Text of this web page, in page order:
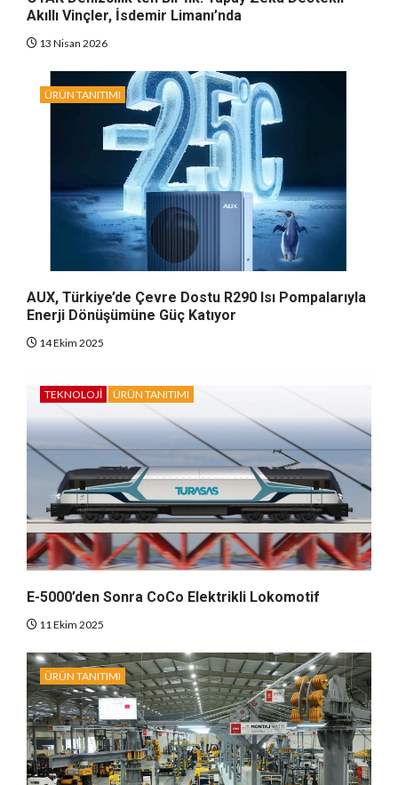
Akıllı Vinçler, İsdemir Limanı’nda
13 Nisan 2026
ÜRÜN TANITIMI
AUX, Türkiye’de Çevre Dostu R290 Isı Pompalarıyla
Enerji Dönüşümüne Güç Katıyor
14 Ekim 2025
TEKNOLOJI ÜRÜN TANITIMI
E-5000’den Sonra CoCo Elektrikli Lokomotif
11 Ekim 2025
ÜRÜN TANITIMI